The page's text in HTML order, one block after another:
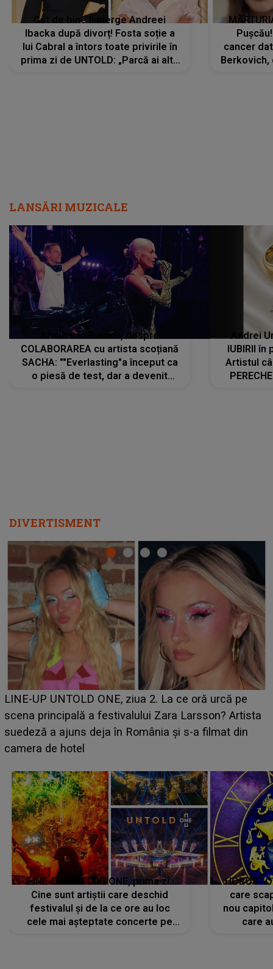
Cât de bine îi merge Andreei
Ibacka după divorț! Fosta soție a
lui Cabral a întors toate privirile în
prima zi de UNTOLD: „Parcă ai altă
cancer
Berkovich,
LANSĂRI MUZICALE
Armin van Buuren, despre
COLABORAREA cu artista scoțiană
SACHA: ""Everlasting"a început ca
o piesă de test, dar a devenit
Andrei
IUBIRII
Artistul
DIVERTISMENT
Ce a dezvăluit noua concurentă din "Casa Iubirii" l-a
luat prin surprindere pe Emanuel. CINE ESTE
BĂIATUL VIZAT de Alexandra?! Aflându-se în fața
faptului împlinit, A RECUNOSCUT IMEDIAT: "Am
LINE-UP UNTOLD ONE, prima zi.
Cine sunt artiștii care deschid
festivalul și de la ce ore au loc
cele mai așteptate concerte pe
care
nou
care